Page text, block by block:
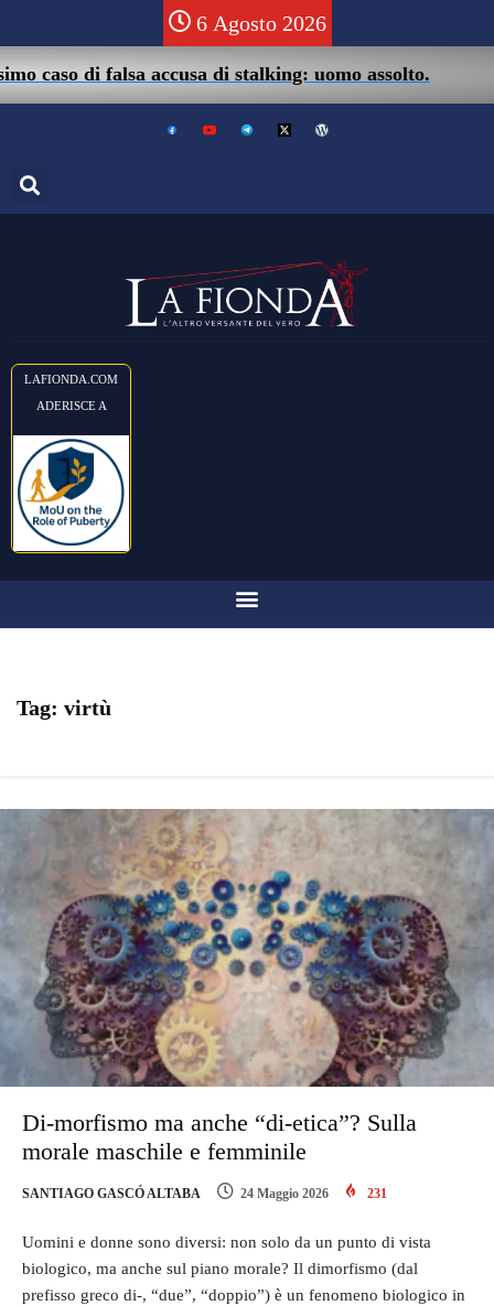
6 Agosto 2026
di falsa accusa di stalking: uomo assolto.
LAFIONDA.COM
ADERISCE A
Tag: virtù
Di-morfismo ma anche “di-etica”? Sulla
morale maschile e femminile
SANTIAGO GASCÓ ALTABA 24 Maggio 2026 231
Uomini e donne sono diversi: non solo da un punto di vista
biologico, ma anche sul piano morale? Il dimorfismo (dal
prefisso greco di-, “due”, “doppio”) è un fenomeno biologico in